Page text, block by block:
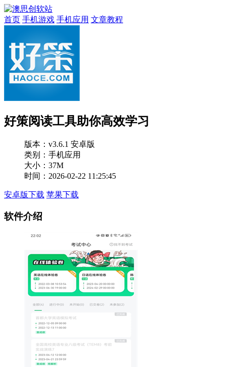
首页 手机游戏 手机应用 文章教程
好策阅读工具助你高效学习
版本： v3.6.1 安卓版
类别：手机应用
大小：37M
时间：2026-02-22 11:25:45
安卓版下载 苹果下载
软件介绍